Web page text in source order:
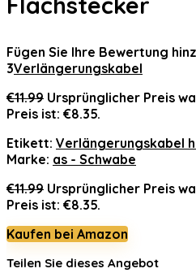
Fügen Sie Ihre Bewertung
3Verlängerungskabel
€11.99 Ursprünglicher Preis
Preis ist: €8.35.
Etikett: Verlängerungskabel
Marke: as - Schwabe
€11.99 Ursprünglicher Preis
Preis ist: €8.35.
Kaufen bei Amazon
Teilen Sie dieses Angebot